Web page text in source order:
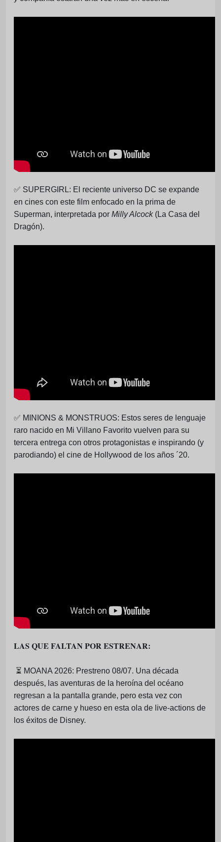
✅ SUPERGIRL: El reciente universo DC se expande
en cines con este film enfocado en la prima de
Superman, interpretada por Milly Alcock(La Casa del
Dragón).
✅ MINIONS & MONSTRUOS: Estos seres de lenguaje
raro nacido en Mi Villano Favorito vuelven para su
tercera entrega con otros protagonistas e inspirando (y
parodiando) el cine de Hollywood de los años ´20.
LAS QUE FALTAN POR ESTRENAR:
⏳ MOANA 2026: Prestreno 08/07. Una década
después, las aventuras de la heroína del océano
regresan a la pantalla grande, pero esta vez con
actores de carne y hueso en esta ola de live-actions de
los éxitos de Disney.